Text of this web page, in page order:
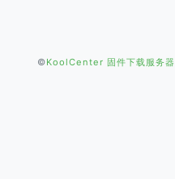
©KoolCenter 固件下载服务器